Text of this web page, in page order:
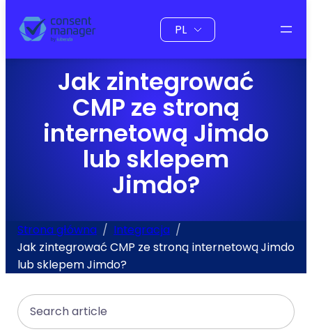
treści
Wybierz
język
Jak zintegrować
CMP ze stroną
internetową Jimdo
lub sklepem
Jimdo?
Strona główna
Integracja
Jak zintegrować CMP ze stroną internetową Jimdo
lub sklepem Jimdo?
Search